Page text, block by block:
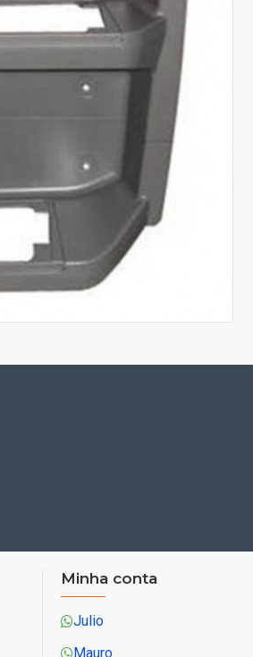
Minha conta
Julio
Mauro